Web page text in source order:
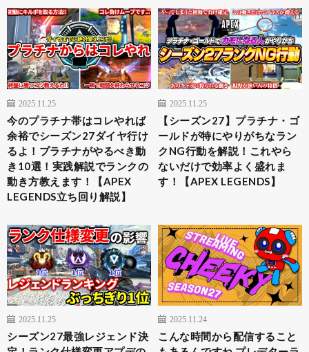
2025.11.25
今のプラチナ帯はコレやれば
余裕でシーズン27ダイヤ行け
るよ！プラチナがやるべき動
き10選！実践解説でランクの
動き方教えます！【APEX
LEGENDS立ち回り解説】
2025.11.25
【シーズン27】プラチナ・ゴ
ールドが特にやりがちなラン
クNG行動を解説！これやら
ないだけで効率よく盛れま
す！【APEX LEGENDS】
2025.11.25
シーズン27最強レジェンド決
2025.11.24
こんな時間から配信すること